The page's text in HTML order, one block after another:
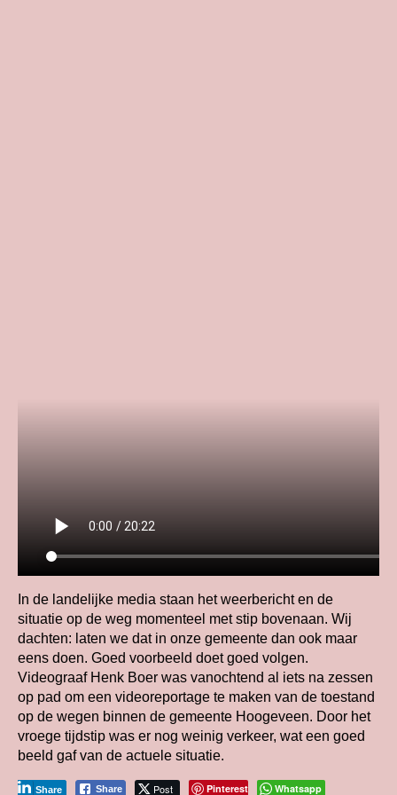
In de landelijke media staan het weerbericht en de
situatie op de weg momenteel met stip bovenaan. Wij
dachten: laten we dat in onze gemeente dan ook maar
eens doen. Goed voorbeeld doet goed volgen.
Videograaf Henk Boer was vanochtend al iets na zessen
op pad om een videoreportage te maken van de toestand
op de wegen binnen de gemeente Hoogeveen. Door het
vroege tijdstip was er nog weinig verkeer, wat een goed
beeld gaf van de actuele situatie.
Share Post
Share Pinterest Whatsapp